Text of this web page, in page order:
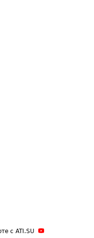
с ATI.SU